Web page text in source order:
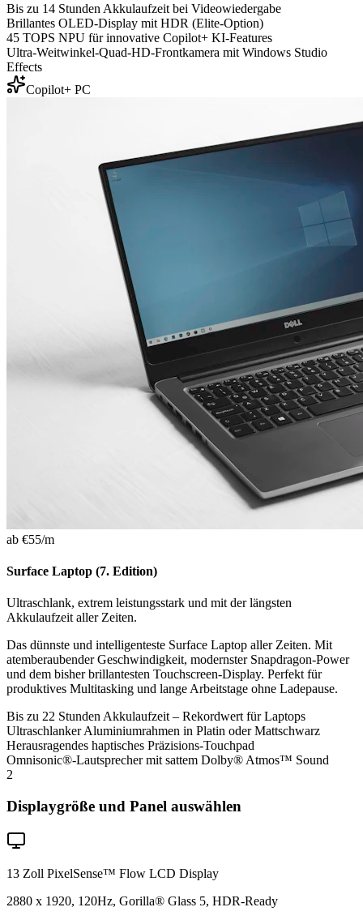
Bis zu 14 Stunden Akkulaufzeit bei Videowiedergabe
Brillantes OLED-Display mit HDR (Elite-Option)
45 TOPS NPU für innovative Copilot+ KI-Features
Ultra-Weitwinkel-Quad-HD-Frontkamera mit Windows Studio
Effects
Copilot+ PC
ab €55/m
Surface Laptop (7. Edition)
Ultraschlank, extrem leistungsstark und mit der längsten
Akkulaufzeit aller Zeiten.
Das dünnste und intelligenteste Surface Laptop aller Zeiten. Mit
atemberaubender Geschwindigkeit, modernster Snapdragon-Power
und dem bisher brillantesten Touchscreen-Display. Perfekt für
produktives Multitasking und lange Arbeitstage ohne Ladepause.
Bis zu 22 Stunden Akkulaufzeit – Rekordwert für Laptops
Ultraschlanker Aluminiumrahmen in Platin oder Mattschwarz
Herausragendes haptisches Präzisions-Touchpad
Omnisonic®-Lautsprecher mit sattem Dolby® Atmos™ Sound
2
Displaygröße und Panel auswählen
13 Zoll PixelSense™ Flow LCD Display
2880 x 1920, 120Hz, Gorilla® Glass 5, HDR-Ready